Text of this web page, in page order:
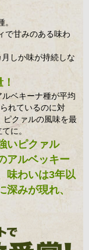
で甘みのある味わ
しか味が持続しな
ベキーナ種が平均
れているのに対
ピクァルの風味を最
に。
いピクァル
アルベッキー
味わいは3年以
深みが現れ、